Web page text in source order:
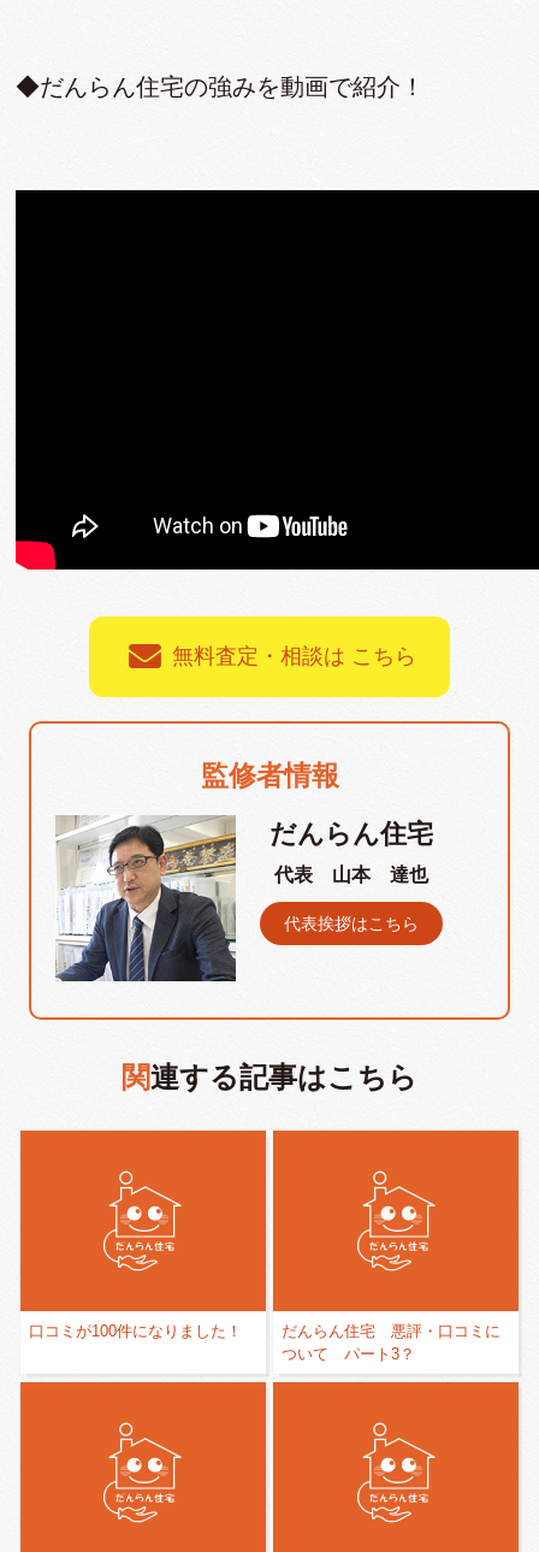
◆だんらん住宅の強みを動画で紹介！
無料査定・相談は こちら
監修者情報
だんらん住宅
代表 山本 達也
代表挨拶はこちら
関連する記事はこちら
口コミが100件になりました！
だんらん住宅 悪評・口コミに
ついて パート3？